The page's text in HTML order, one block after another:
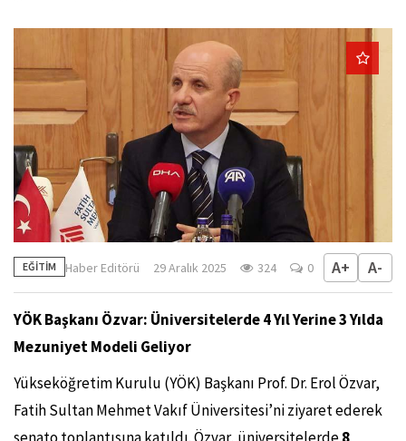
EĞİTİM Haber Editörü 29 Aralık 2025 324 0 A+ A-
YÖK Başkanı Özvar: Üniversitelerde 4 Yıl Yerine 3 Yılda
Mezuniyet Modeli Geliyor
Yükseköğretim Kurulu (YÖK) Başkanı Prof. Dr. Erol Özvar,
Fatih Sultan Mehmet Vakıf Üniversitesi’ni ziyaret ederek